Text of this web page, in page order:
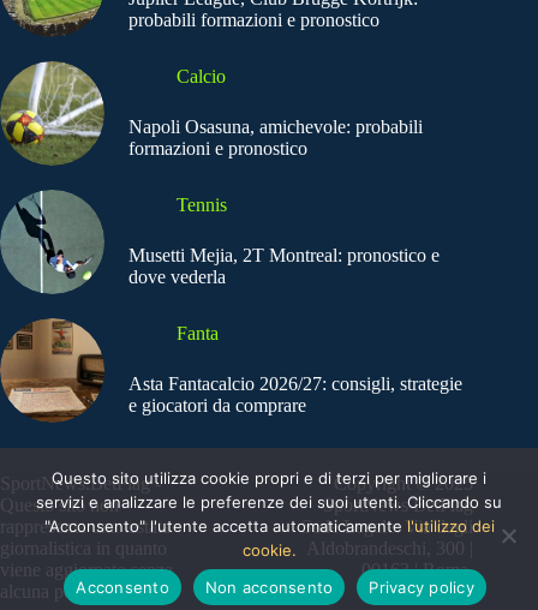
probabili formazioni e pronostico
Calcio
Napoli Osasuna, amichevole: probabili
formazioni e pronostico
Tennis
Musetti Mejia, 2T Montreal: pronostico e
dove vederla
Fanta
Asta Fantacalcio 2026/27: consigli, strategie
e giocatori da comprare
SportNews.BetFlag -
Questo sito non
rappresenta una testata
giornalistica in quanto
viene aggiornato senza
alcuna periodicità
Copyright © 2025
SportNews BetFlag
Sede Legale: Via degli
Aldobrandeschi, 300 |
00163 | Roma
Questo sito utilizza cookie propri e di terzi per migliorare i
servizi e analizzare le preferenze dei suoi utenti. Cliccando su
"Acconsento" l'utente accetta automaticamente l'utilizzo dei
cookie.
Acconsento
Non acconsento Privacy policy